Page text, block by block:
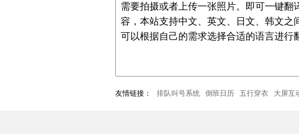
需要拍摄或者上传一张照片。即可一键翻
容，本站支持中文、英文、日文、韩文之
可以根据自己的需求选择合适的语言进行
友情链接： 排队叫号系统 倒班日历 五行穿衣 大屏互